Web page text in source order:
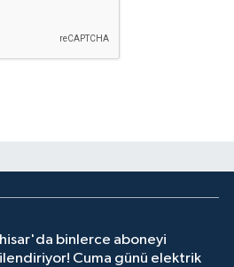
binlerce aboneyi
Cuma günü elektrik